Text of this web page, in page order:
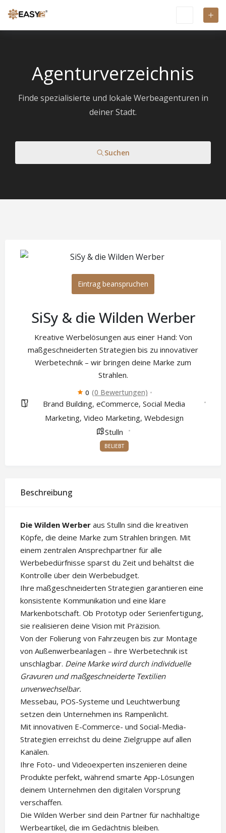
Agenturverzeichnis
Finde spezialisierte und lokale Werbeagenturen in
deiner Stadt.
Suchen
Eintrag beanspruchen
SiSy & die Wilden Werber
Kreative Werbelösungen aus einer Hand: Von
maßgeschneiderten Strategien bis zu innovativer
Werbetechnik – wir bringen deine Marke zum
Strahlen.
0 (0 Bewertungen)
Brand Building, eCommerce, Social Media
Marketing, Video Marketing, Webdesign
Stulln
BELIEBT
Beschreibung
Die Wilden Werber aus Stulln sind die kreativen
Köpfe, die deine Marke zum Strahlen bringen. Mit
einem zentralen Ansprechpartner für alle
Werbebedürfnisse sparst du Zeit und behältst die
Kontrolle über dein Werbebudget.
Ihre maßgeschneiderten Strategien garantieren eine
konsistente Kommunikation und eine klare
Markenbotschaft. Ob Prototyp oder Serienfertigung,
sie realisieren deine Vision mit Präzision.
Von der Folierung von Fahrzeugen bis zur Montage
von Außenwerbeanlagen – ihre Werbetechnik ist
unschlagbar. Deine Marke wird durch individuelle
Gravuren und maßgeschneiderte Textilien
unverwechselbar.
Messebau, POS-Systeme und Leuchtwerbung
setzen dein Unternehmen ins Rampenlicht.
Mit innovativen E-Commerce- und Social-Media-
Strategien erreichst du deine Zielgruppe auf allen
Kanälen.
Ihre Foto- und Videoexperten inszenieren deine
Produkte perfekt, während smarte App-Lösungen
deinem Unternehmen den digitalen Vorsprung
verschaffen.
Die Wilden Werber sind dein Partner für nachhaltige
Werbeartikel, die im Gedächtnis bleiben.